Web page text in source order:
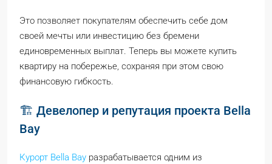
Это позволяет покупателям обеспечить себе дом
своей мечты или инвестицию без бремени
единовременных выплат. Теперь вы можете купить
квартиру на побережье, сохраняя при этом свою
финансовую гибкость.
🏗️ Девелопер и репутация проекта Bella
Bay
Курорт Bella Bay разрабатывается одним из